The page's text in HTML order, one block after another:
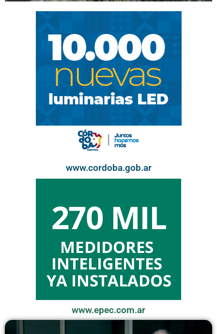
www.cordoba.gob.ar
www.epec.com.ar